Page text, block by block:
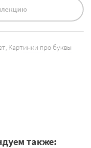
, Картинки про буквы
также: